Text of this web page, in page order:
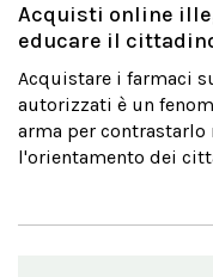
Acquisti online
educare il
Acquistare i farmaci
autorizzati è un
arma per contrastarlo
l'orientamento dei